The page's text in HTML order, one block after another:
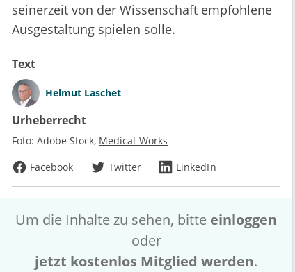
seinerzeit von der Wissenschaft empfohlene
Ausgestaltung spielen solle.
Text
Helmut Laschet
Urheberrecht
Foto: Adobe Stock Medical Works
Facebook
Twitter LinkedIn
Um die Inhalte zu sehen, bitte einloggen
oder
jetzt kostenlos Mitglied werden.